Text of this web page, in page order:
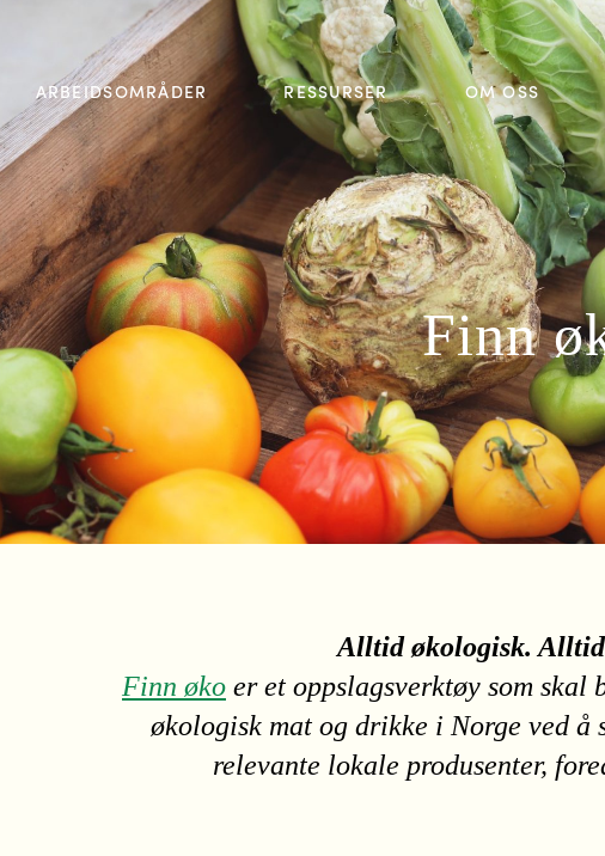
ARBEIDSOMRÅDER RESSURSER OM OSS
Finn
Alltid økologisk. Alltid
Finn øko er et oppslagsverktøy som
økologisk mat og drikke i Norge ved
relevante lokale produsenter,